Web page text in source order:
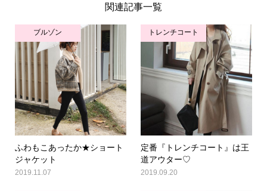
関連記事一覧
ブルゾン
ふわもこあったか★ショート
ジャケット
2019.11.07
トレンチコート
定番『トレンチコート』は王
道アウター♡
2019.09.20